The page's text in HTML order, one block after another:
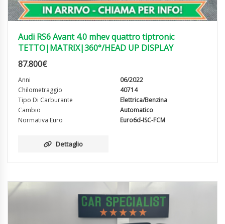
Audi RS6 Avant 4.0 mhev quattro tiptronic
TETTO|MATRIX|360°/HEAD UP DISPLAY
87.800€
Anni
06/2022
Chilometraggio
40714
Tipo Di Carburante
Elettrica/Benzina
Cambio
Automatico
Normativa Euro
Euro6d-ISC-FCM
Dettaglio